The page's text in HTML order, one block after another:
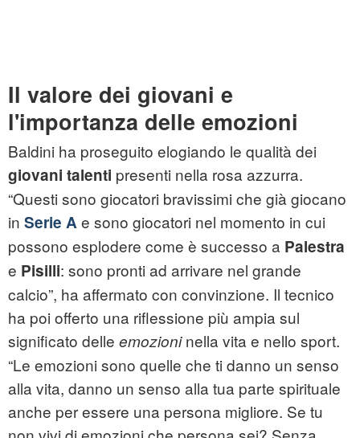
Il valore dei giovani e
l'importanza delle emozioni
Baldini ha proseguito elogiando le qualità dei
giovani talenti presenti nella rosa azzurra.
“Questi sono giocatori bravissimi che già giocano
in Serie Ae sono giocatori nel momento in cui
possono esplodere come è successo a Palestra
e Pisilli: sono pronti ad arrivare nel grande
calcio”, ha affermato con convinzione. Il tecnico
ha poi offerto una riflessione più ampia sul
significato delle emozioninella vita e nello sport.
“Le emozioni sono quelle che ti danno un senso
alla vita, danno un senso alla tua parte spirituale
anche per essere una persona migliore. Se tu